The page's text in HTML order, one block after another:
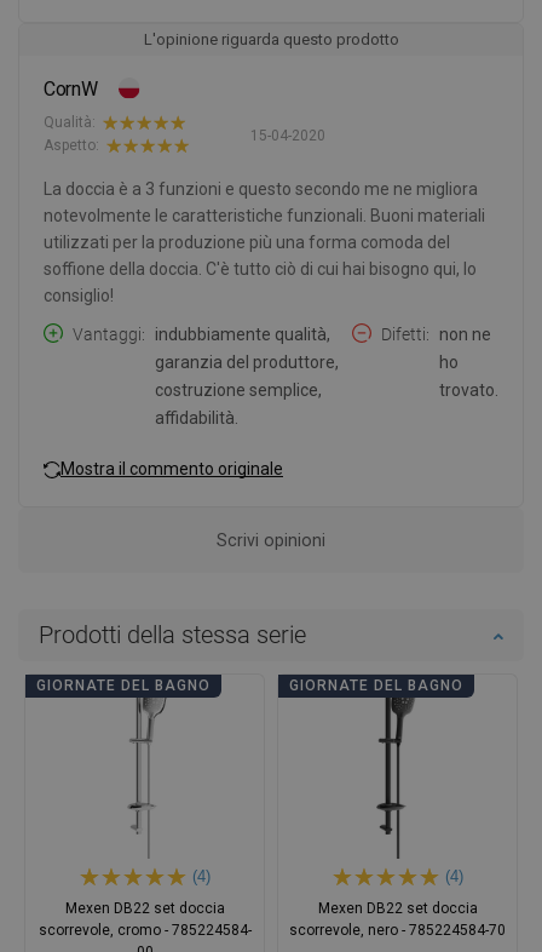
L'opinione riguarda questo prodotto
CornW
15-04-2020
Qualità:
Aspetto:
La doccia è a 3 funzioni e questo secondo me ne migliora
notevolmente le caratteristiche funzionali. Buoni materiali
utilizzati per la produzione più una forma comoda del
soffione della doccia. C'è tutto ciò di cui hai bisogno qui, lo
consiglio!
Vantaggi
indubbiamente qualità,
garanzia del produttore,
costruzione semplice,
affidabilità.
Difetti
non ne
ho
trovato.
Mostra il commento originale
Scrivi opinioni
Prodotti della stessa serie
GIORNATE DEL BAGNO
(4)
Mexen DB22 set doccia
scorrevole, cromo - 785224584-
GIORNATE DEL BAGNO
(4)
Mexen DB22 set doccia
scorrevole, nero - 785224584-70